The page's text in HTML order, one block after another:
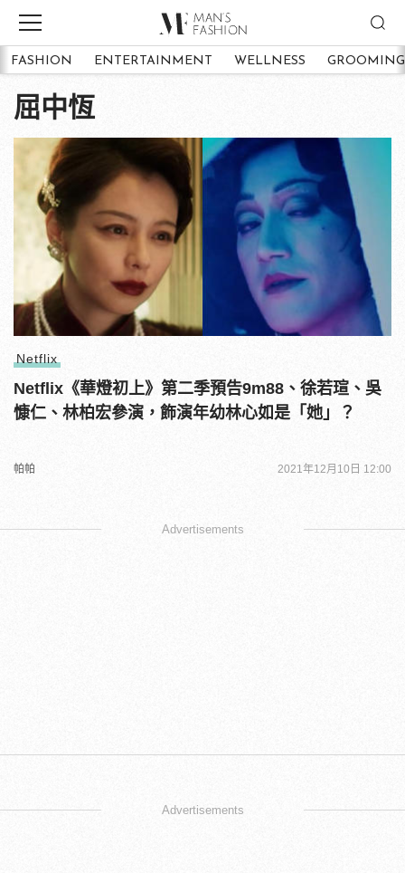
FASHION ENTERTAINMENT WELLNESS GROOMING
屈中恆
Netflix
Netflix《華燈初上》第二季預告9m88、徐若瑄、吳
慷仁、林柏宏參演，飾演年幼林心如是「她」？
帕帕 2021年12月10日 12:00
Advertisements
Advertisements